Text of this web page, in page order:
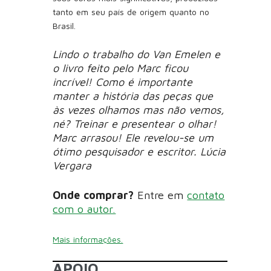
tanto em seu país de origem quanto no
Brasil.
Lindo o trabalho do Van Emelen e
o livro feito pelo Marc ficou
incrível! Como é importante
manter a história das peças que
às vezes olhamos mas não vemos,
né? Treinar e presentear o olhar!
Marc arrasou! Ele revelou-se um
ótimo pesquisador e escritor. Lúcia
Vergara
Onde comprar? Entre emcontato
com o autor.
Mais informações.